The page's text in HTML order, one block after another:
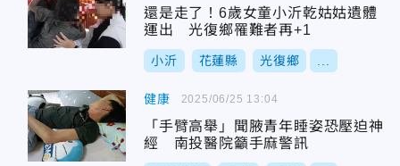
還是走了！6歲女童小沂乾姑姑遺體
運出 光復鄉罹難者再+1
小沂 花蓮縣 光復鄉
健康
「手臂高舉」聞腋青年睡姿恐壓迫神
經 南投醫院籲手麻警訊
2025/06/25 13:04